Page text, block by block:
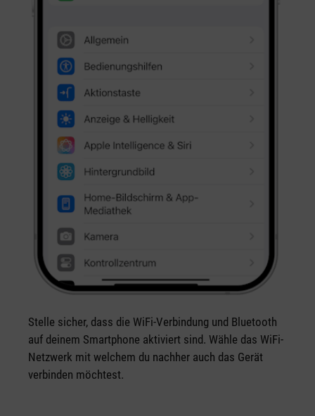
Stelle sicher, dass die WiFi-Verbindung und Bluetooth
auf deinem Smartphone aktiviert sind. Wähle das WiFi-
Netzwerk mit welchem du nachher auch das Gerät
verbinden möchtest.